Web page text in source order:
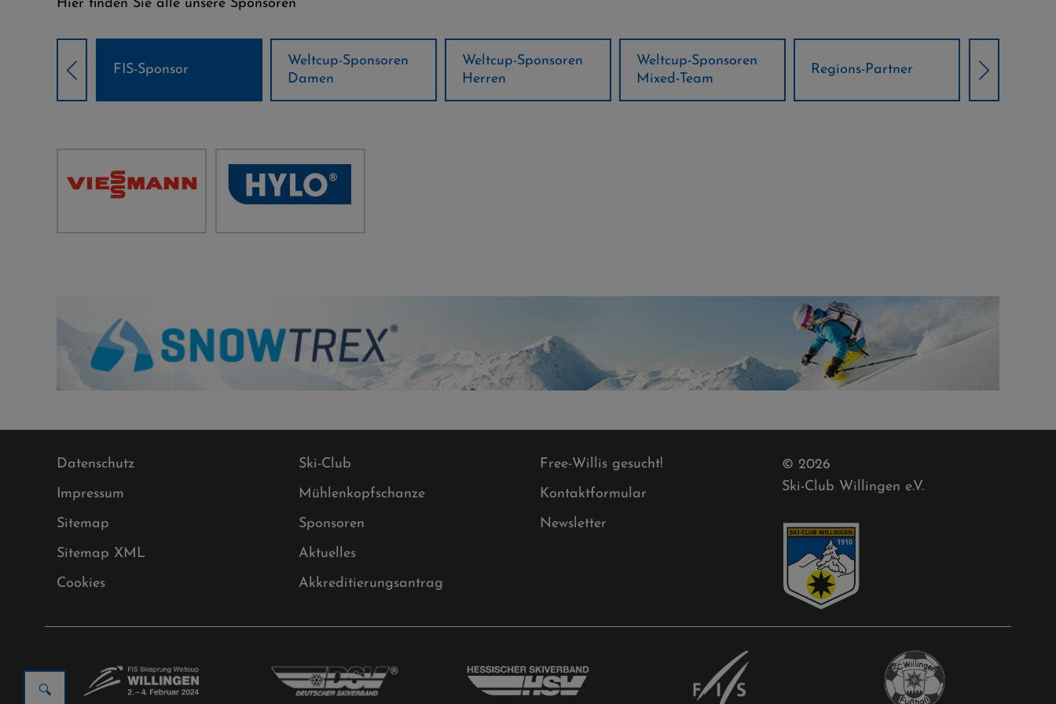
Hier finden Sie alle unsere Sponsoren
Weltcup-Sponsoren
Damen
Weltcup-Sponsoren
Herren
Weltcup-Sponsoren
Mixed-Team
Regions-Partner
Örtliche Weltcup-
Partner
Klima
Datenschutz
Impressum
Sitemap
Sitemap XML
Cookies
Ski-Club
Mühlenkopfschanze
Sponsoren
Aktuelles
Akkreditierungsantrag
Free-Willis gesucht!
Kontaktformular
Newsletter
© 2026
Ski-Club Willingen e.V.